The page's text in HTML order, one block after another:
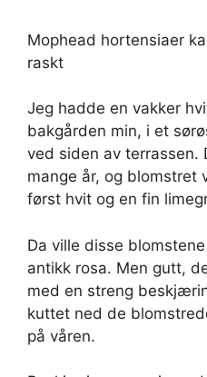
Mophead hortensiaer
raskt
Jeg hadde en vakker
bakgården min, i et
ved siden av terrassen.
mange år, og blomstret
først hvit og en fin
Da ville disse
antikk rosa. Men gutt,
med en streng
kuttet ned de
på våren.